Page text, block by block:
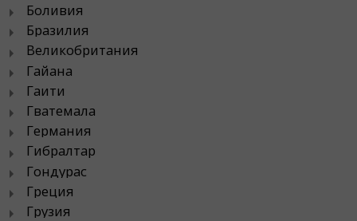
Боливия
Бразилия
Великобритания
Гайана
Гаити
Гватемала
Германия
Гибралтар
Гондурас
Греция
Грузия